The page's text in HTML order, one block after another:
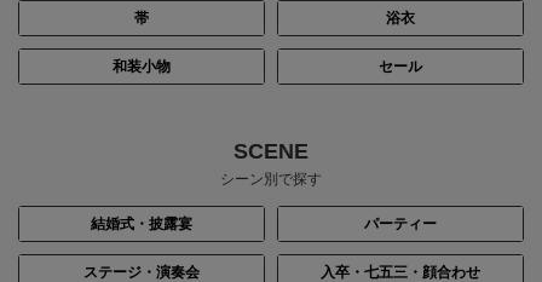
身長：161cm 身長：156cm
帯 浴衣
和装小物 セール
SCENE
シーン別で探す
結婚式・披露宴 パーティー
ステージ・演奏会 入卒・七五三・顔合わせ